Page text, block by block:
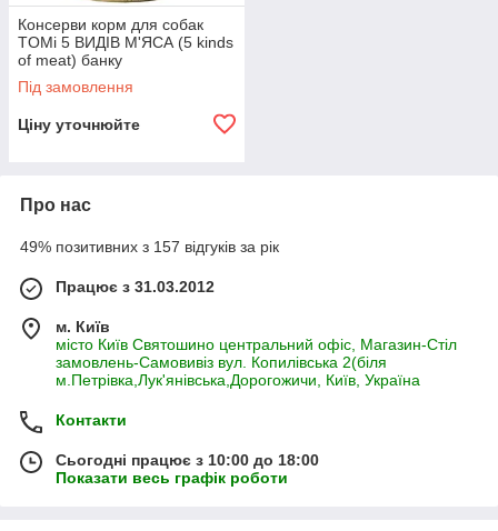
Консерви корм для собак
TOMi 5 ВИДІВ М'ЯСА (5 kinds
of meat) банку
Під замовлення
Ціну уточнюйте
Про нас
49% позитивних з 157 відгуків за рік
Працює з 31.03.2012
м. Київ
місто Київ Святошино центральний офіс, Магазин-Стіл
замовлень-Самовивіз вул. Копилівська 2(біля
м.Петрівка,Лук'янівська,Дорогожичи, Київ, Україна
Контакти
Сьогодні працює з 10:00 до 18:00
Показати весь графік роботи